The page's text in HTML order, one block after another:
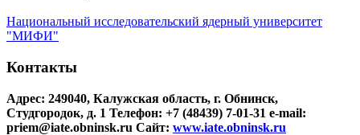
Национальный исследовательский ядерный университет
"МИФИ"
Контакты
Адрес: 249040, Калужская область, г. Обнинск,
Студгородок, д. 1 Телефон: +7 (48439) 7-01-31 e-mail:
priem@iate.obninsk.ru Сайт: www.iate.obninsk.ru